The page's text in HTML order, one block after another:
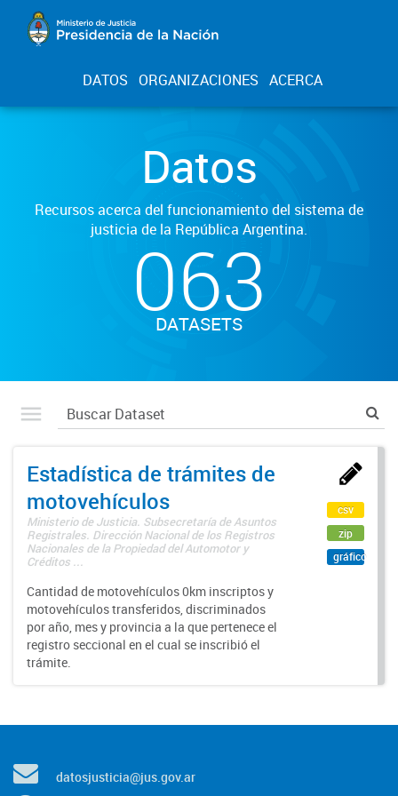
DATOS ORGANIZACIONES ACERCA
Datos
Recursos acerca del funcionamiento del sistema de
justicia de la República Argentina.
063
DATASETS
Estadística de trámites de
motovehículos
Ministerio de Justicia. Subsecretaría de Asuntos
Registrales. Dirección Nacional de los Registros
Nacionales de la Propiedad del Automotor y
Créditos ...
Cantidad de motovehículos 0km inscriptos y
motovehículos transferidos, discriminados
por año, mes y provincia a la que pertenece el
registro seccional en el cual se inscribió el
trámite.
csv
zip
gráfico
datosjusticia@jus.gov.ar